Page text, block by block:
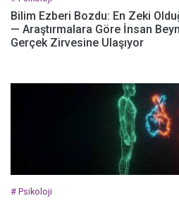
Bilim Ezberi Bozdu: En Zeki
— Araştırmalara Göre İnsan
Gerçek Zirvesine Ulaşıyor
# Psikoloji